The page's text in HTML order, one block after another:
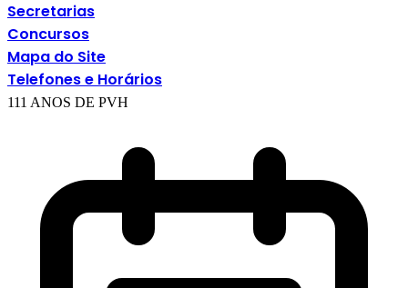
Secretarias
Concursos
Mapa do Site
Telefones e Horários
111 ANOS DE PVH